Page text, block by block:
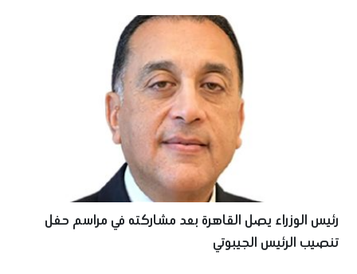
رئيس الوزراء يصل القاهرة بعد مشاركته في مراسم حفل
تنصيب الرئيس الجيبوتي